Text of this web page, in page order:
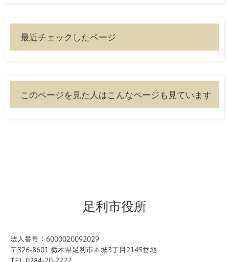
最近チェックしたページ
このページを見た人はこんなページも見ています
足利市役所
法人番号：6000020092029
〒326-8601 栃木県足利市本城3丁目2145番地
TEL 0284-20-2222